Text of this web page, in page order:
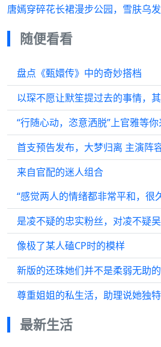
唐嫣穿碎花长裙漫步公园，雪肤乌
随便看看
盘点《甄嬛传》中的奇妙搭档
以琛不愿让默笙提过去的事情，
“行随心动，恣意洒脱”上官雅等
首支预告发布，大梦归离 主演阵
来自官配的迷人组合
像极了某人磕CP时的模样
最新生活